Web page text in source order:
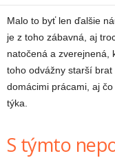
Malo to byť len ďalšie
je z toho zábavná, aj
natočená a
toho odvážny starší
domácimi prácami, aj
týka.
S týmto